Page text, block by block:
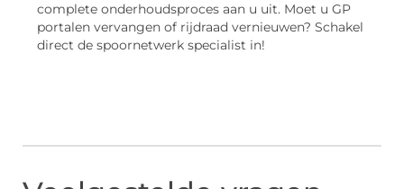
complete onderhoudsproces aan u uit. Moet u GP
portalen vervangen of rijdraad vernieuwen? Schakel
direct de spoornetwerk specialist in!